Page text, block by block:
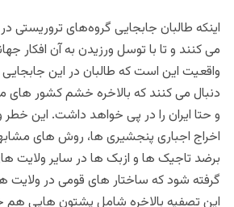
اینکه طالبان جابجایی گروه‌های تروریستی
می کنند و تا با توسل ورزیدن به آن افکار
واقعیت این است که طالبان در این جابجایی
دنبال می کنند که بالاخره خشم کشور های
و حتا ایران را در پی خواهد داشت. این
اخراج اجباری پنجشیری ها، روش های
برضد تاجیک ها و ازبک ها در سایر ولایت
گرفته شود که ساختار های قومی در ولایت
این تصفیه بالاخره شامل پشتون هایی هم